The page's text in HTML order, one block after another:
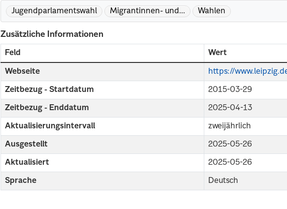
Jugendparlamentswahl Migrantinnen- und... Wahlen
Zusätzliche Informationen
Feld Wert
Webseite https://
Zeitbezug - Startdatum 2015-03-29
Zeitbezug - Enddatum 2025-04-13
Aktualisierungsintervall zweijährlich
Ausgestellt 2025-05-26
Aktualisiert 2025-05-26
Sprache Deutsch